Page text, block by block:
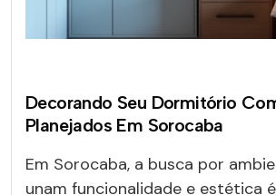
Decorando Seu Dormitório
Planejados Em Sorocaba
Em Sorocaba, a busca por
unam funcionalidade e estética